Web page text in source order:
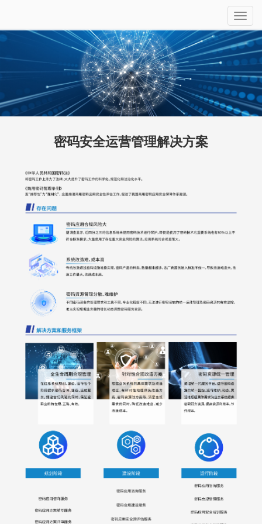
密码安全运营管理解决方案